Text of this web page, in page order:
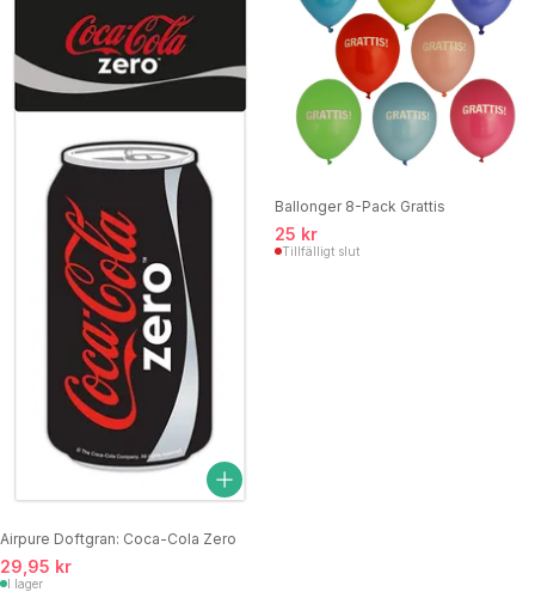
Airpure Doftgran: Coca-Cola Zero
29,95 kr
I lager
Ballonger 8-Pack Grattis
25 kr
Tillfälligt slut